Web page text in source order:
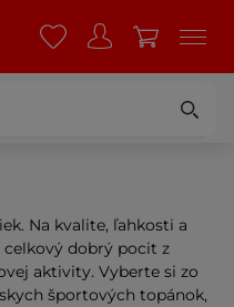
Na kvalite, ľahkosti a
dobrý pocit z
aktivity. Vyberte si zo
športových topánok,